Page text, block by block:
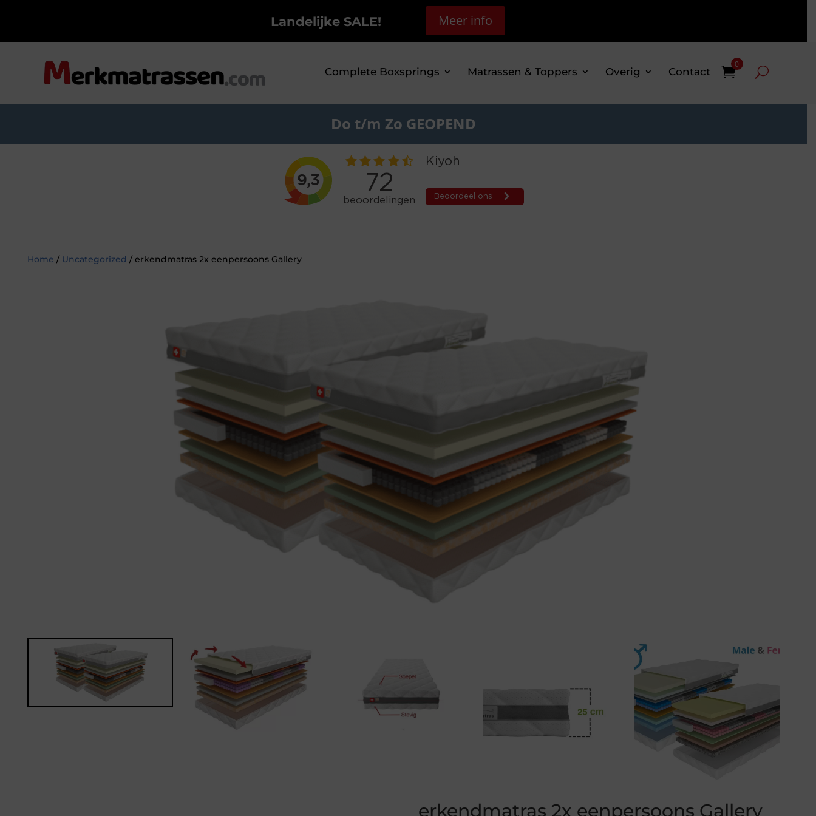
Landelijke SALE! Meer info
Complete Boxsprings Matrassen & Toppers Overig Contact
0
Do t/m Zo GEOPEND
Home / Uncategorized / erkendmatras 2x eenpersoons Gallery
erkendmatras 2x eenpersoons Gallery